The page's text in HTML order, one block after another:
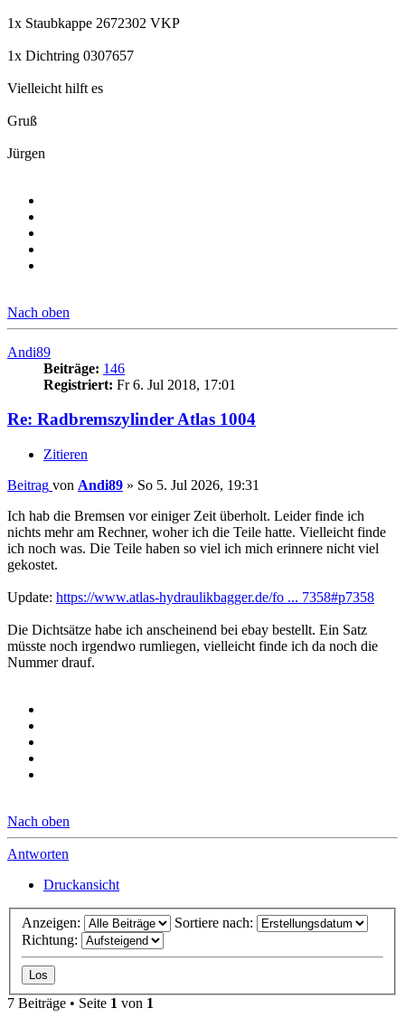
1x Staubkappe 2672302 VKP
1x Dichtring 0307657
Vielleicht hilft es
Gruß
Jürgen
Nach oben
Andi89
Beiträge: 146
Registriert: Fr 6. Jul 2018, 17:01
Re: Radbremszylinder Atlas 1004
Zitieren
Beitrag von Andi89 » So 5. Jul 2026, 19:31
Ich hab die Bremsen vor einiger Zeit überholt. Leider finde ich
nichts mehr am Rechner, woher ich die Teile hatte. Vielleicht finde
ich noch was. Die Teile haben so viel ich mich erinnere nicht viel
gekostet.
Update: https://www.atlas-hydraulikbagger.de/fo ... 7358#p7358
Die Dichtsätze habe ich anscheinend bei ebay bestellt. Ein Satz
müsste noch irgendwo rumliegen, vielleicht finde ich da noch die
Nummer drauf.
Nach oben
Antworten
Druckansicht
Anzeigen:
Sortiere nach:
Richtung:
7 Beiträge • Seite 1 von 1